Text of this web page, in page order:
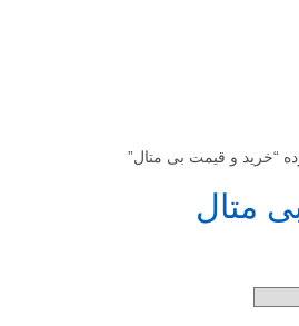
“خرید و قیمت بی متال”
متال